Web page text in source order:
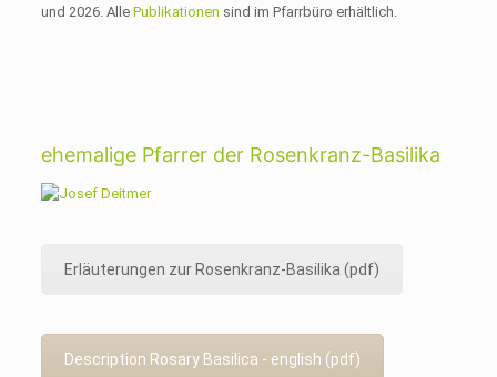
und 2026. Alle Publikationen sind im Pfarrbüro erhältlich.
ehemalige Pfarrer der Rosenkranz-Basilika
Erläuterungen zur Rosenkranz-Basilika (pdf)
Description Rosary Basilica - english (pdf)